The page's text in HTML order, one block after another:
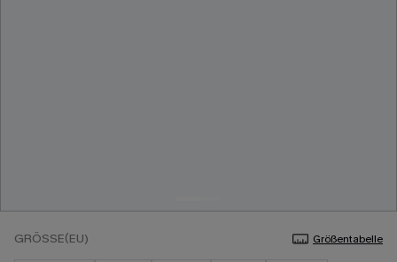
GRÖSSE(EU) Größentabelle